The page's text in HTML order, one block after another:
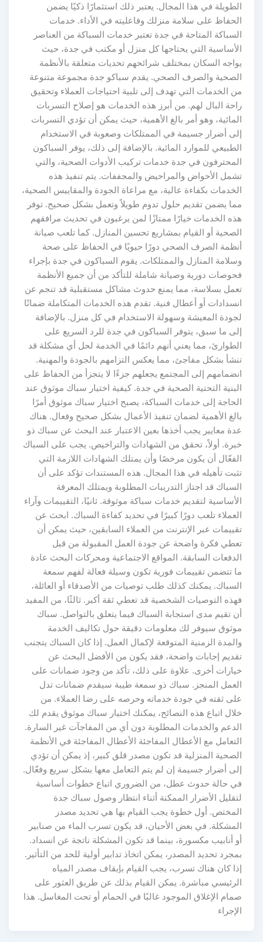
الطويلة في هذا المجال. يعتبر ذلك استثمارًا ذكيًا يضمن
الحفاظ على سلامة منزلك وفاعليته في الأداء. خدمات
السباكة المتاحة في جدة تعتبر خدمات السباكة من العناصر
الأساسية التي يحتاجها كل منزل أو مكتب في جدة، حيث
يواجه السكان بمختلف شرائحهم تحديات متعلقة بالأنظمة
الصحية والصرف الصحي. يقدم سباكو جدة مجموعة متنوعة
من الخدمات التي تهدف إلى تلبية احتياجات العملاء وتحقيق
راحة البال لهم. من أبرز هذه الخدمات هو إصلاح التسربات
المائية، وهو أمر بالغ الأهمية، حيث يمكن أن تؤدي التسربات
إلى أضرار جسيمة في الممتلكات وصعوبة في الاستخدام
الطبيعي للموارد المائية. بالإضافة إلى ذلك، يوفر السباكون
المحترفون في جدة خدمات تركيب الأدوات الصحية، والتي
تشمل الأحواض والمراحيض والمجففات. يتم تنفيذ هذه
الخدمات بكفاءة عالية، مع مراعاة الجودة والمقاييس الصحية،
مما يضمن تقديم حلول تدوم طويلاً وتعمل بشكل صحيح. توفر
هذه الخدمات خيارًا ممتازًا لمن يرغبون في تحديث مرافقهم
الصحية أو القيام بمشاريع تحسين المنازل. كما تلعب صيانة
أنظمة الصرف الصحي دورًا حيويًا في الحفاظ على صحة
وسلامة المنازل والممتلكات. يقوم السباكون في جدة بإجراء
فحوصات دورية وصيانة شاملة للتأكد من أن جميع الأنظمة
تعمل بسلاسة، مما يمنع حدوث مشاكل مستقبلية قد تنجم عن
انسدادات أو أعطال فنية. تقدم هذه الخدمات المتكاملة ضمانًا
لجودة المعيشة وسهولة الاستخدام في كل منزل. بالإضافة
إلى ما سبق، يتوفر السباكون في جدة للرد السريع على
الطوارئ، مما يعني أنهم دائمًا في الخدمة لحل أي مشكلة قد
تنشأ بشكل مفاجئ، مما يعكس التزامهم بالجودة والمهنية.
انضمامهم إلى المجتمع يجعلهم جزءًا لا يتجزأ من الحفاظ على
البنية التحتية الصحية في جدة. كيفية اختيار سباك موثوق عند
الحاجة إلى خدمات السباكة، يصبح اختيار سباك موثوق أمرًا
بالغ الأهمية لضمان تنفيذ الأعمال بشكل صحيح وفعال. هناك
عدة معايير يجب أخذها بعين الاعتبار عند البحث عن سباك ذو
خبرة. أولاً، تحقق من الشهادات والتراخيص. يجب على السباك
الفعّال أن يكون مرخصًا وأن يمتلك الشهادات اللازمة التي
تثبت تأهيله في هذا المجال. هذه المستندات تؤكد على أن
السباك قد اجتاز التدريبات المطلوبة ويمتلك المعرفة
الأساسية لتقديم خدمات سباكة موثوقة. ثانيًا، التقييمات وآراء
العملاء تلعب دورًا كبيرًا في تحديد كفاءة السباك. ابحث عن
تقييمات عبر الإنترنت من العملاء السابقين، حيث يمكن أن
تعطي فكرة واضحة عن جودة العمل المقبولة من قبل
الدفعات السابقة. المواقع الاجتماعية ومحركات البحث عادة
ما تتضمن تقييمات فورية تكون وسيلة فعالة لفهم سمعة
السباك. يمكنك كذلك طلب توصيات من الأصدقاء أو العائلة،
فهذه التوصيات الشخصية قد تعطي ثقة أكبر. ثالثًا، من المفيد
أن تقيم مدى استجابة السباك فيما يتعلق بالتواصل. سباك
موثوق سيوفر لك معلومات دقيقة حول تكاليف الخدمة
والمدة الزمنية المتوقعة لإكمال العمل. إذا كان السباك يتجنب
تقديم إجابات واضحة، فقد يكون من الأفضل البحث عن
خيارات أخرى. علاوة على ذلك، تأكد من وجود ضمانات على
العمل المنجز. سباك ذو سمعة طيبة سيقدم ضمانات تدل
على ثقته في جودة خدماته وحرصه على رضا العملاء. من
خلال اتباع هذه النصائح، يمكنك اختيار سباك موثوق يقدم لك
الدعم والخدمات المطلوبة دون أي من المفاجآت غير السارة.
التعامل مع الأعطال المفاجئة الأعطال المفاجئة في الأنظمة
الصحية المنزلية قد تكون مصدر قلق كبير، إذ يمكن أن تؤدي
إلى أضرار جسيمة إن لم يتم التعامل معها بشكل سريع وفعّال.
في حالة حدوث عطل، من الضروري اتباع خطوات أساسية
لتقليل الأضرار الممكنة أثناء انتظار وصول سباك جدة
المختص. أول خطوة يجب القيام بها هي تحديد مصدر
المشكلة. في بعض الأحيان، قد يكون تسرب الماء من صنابير
أو أنابيب مكسورة، بينما قد تكون المشكلة ناتجة عن انسداد.
بمجرد تحديد المصدر، يمكن اتخاذ تدابير أولية للحد من التأثير.
إذا كان هناك تسرب، يجب القيام بإيقاف مصدر المياه
الرئيسي مباشرة. يمكن القيام بذلك عن طريق العثور على
صمام الإغلاق الموجود غالبًا في الحمام أو تحت المغاسل. هذا
الإجراء